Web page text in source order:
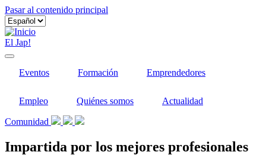
Pasar al contenido principal
El Jap!
Eventos Formación Emprendedores
Empleo Quiénes somos Actualidad
Comunidad
Impartida por los mejores profesionales